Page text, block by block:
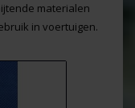
materialen
in voertuigen.